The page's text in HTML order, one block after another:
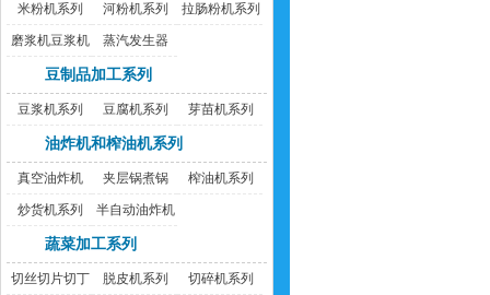
米粉机系列 河粉机系列 拉肠粉机系列
磨浆机豆浆机 蒸汽发生器
豆制品加工系列
豆浆机系列 豆腐机系列 芽苗机系列
油炸机和榨油机系列
真空油炸机 夹层锅煮锅 榨油机系列
炒货机系列 半自动油炸机
蔬菜加工系列
切丝切片切丁
脱皮机系列 切碎机系列